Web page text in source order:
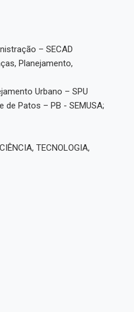
– SECAD
Planejamento,
Urbano – SPU
de Patos – PB - SEMUSA;
TECNOLOGIA,